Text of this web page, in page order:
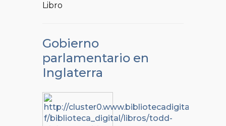
Libro
Gobierno
parlamentario en
Inglaterra